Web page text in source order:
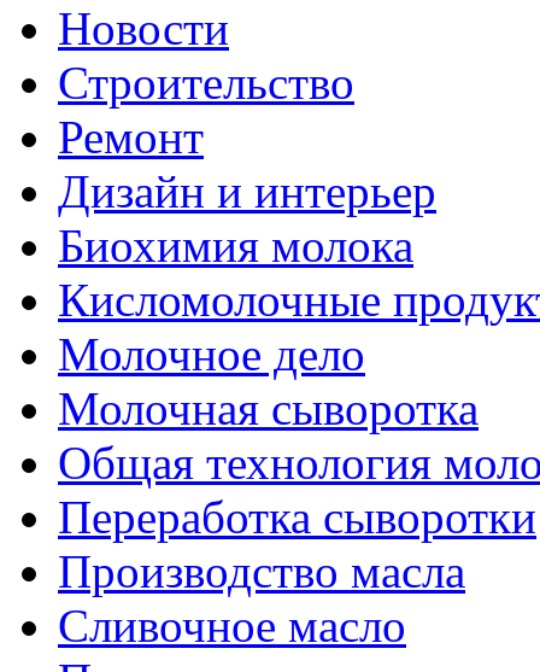
Новости
Строительство
Ремонт
Дизайн и интерьер
Биохимия молока
Кисломолочные
Молочное дело
Молочная сыворотка
Общая технология
Переработка сыворотки
Производство масла
Сливочное масло